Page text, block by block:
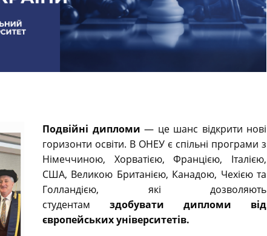
Подвійні дипломи — це шанс відкрити нові
горизонти освіти. В ОНЕУ є спільні програми з
Німеччиною, Хорватією, Францією, Італією,
США, Великою Британією, Канадою, Чехією та
Голландією, які дозволяють
студентам здобувати дипломи від
європейських університетів.